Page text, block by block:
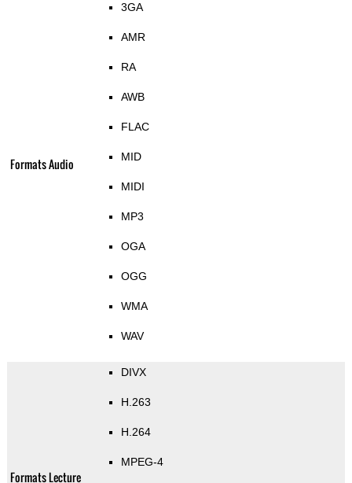
Formats Audio
3GA
AMR
RA
AWB
FLAC
MID
MIDI
MP3
OGA
OGG
WMA
WAV
Formats Lecture
DIVX
H.263
H.264
MPEG-4